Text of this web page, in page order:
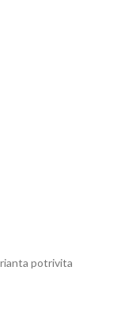
potrivita